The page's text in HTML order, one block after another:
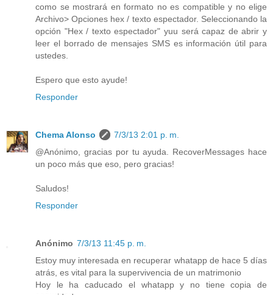
como se mostrará en formato no es compatible y no elige
Archivo> Opciones hex / texto espectador. Seleccionando la
opción "Hex / texto espectador" yuu será capaz de abrir y
leer el borrado de mensajes SMS es información útil para
ustedes.
Espero que esto ayude!
Responder
Chema Alonso
7/3/13 2:01 p. m.
@Anónimo, gracias por tu ayuda. RecoverMessages hace
un poco más que eso, pero gracias!
Saludos!
Responder
Anónimo 7/3/13 11:45 p. m.
Estoy muy interesada en recuperar whatapp de hace 5 días
atrás, es vital para la supervivencia de un matrimonio
Hoy le ha caducado el whatapp y no tiene copia de